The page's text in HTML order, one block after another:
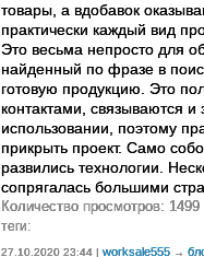
товары, а вдобавок
практически каждый вид
Это весьма непросто для
найденный по фразе в
готовую продукцию. Это
контактами, связываются
использовании, поэтому
прикрыть проект. Само
развились технологии.
сопрягалась большими
Количество просмотров: 1499
теги:
27.10.2020 23:44 | worksale555 →